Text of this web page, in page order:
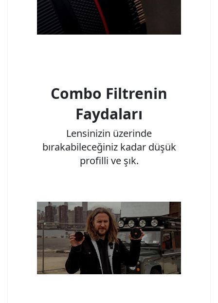
Combo Filtrenin
Faydaları
Lensinizin üzerinde
bırakabileceğiniz kadar düşük
profilli ve şık.